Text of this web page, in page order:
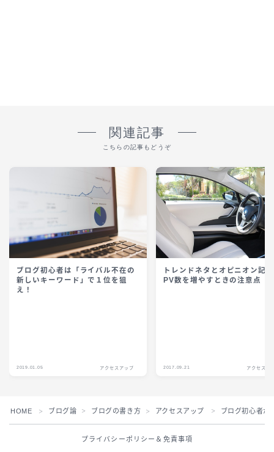
関連記事
こちらの記事もどうぞ
ブログ初心者は「ライバル不在の
新しいキーワード」で１位を狙
え！
2019.01.05 アクセスアップ
トレンドネタとオピニオン記
PV数を増やすときの注意点
2017.09.21 アクセスア
HOME ＞ ブログ論 ＞ ブログの書き方 ＞ アクセスアップ ＞ ブログ初心者が
プライバシーポリシー＆免責事項